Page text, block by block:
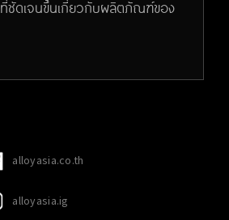
ชัดเจนขึ้นเกี่ยวกับผลิตภัณฑ์ของ
alloyasia.co.th
alloyasia.ig